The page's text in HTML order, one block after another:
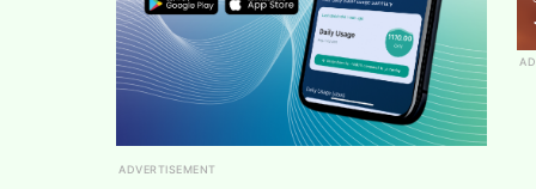
ADVERTISEMENT